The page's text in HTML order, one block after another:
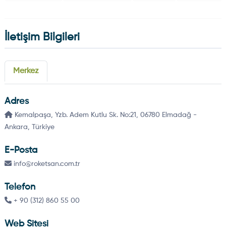
İletişim Bilgileri
Merkez
Adres
Kemalpaşa, Yzb. Adem Kutlu Sk. No:21, 06780 Elmadağ -
Ankara, Türkiye
E-Posta
info@roketsan.com.tr
Telefon
+ 90 (312) 860 55 00
Web Sitesi